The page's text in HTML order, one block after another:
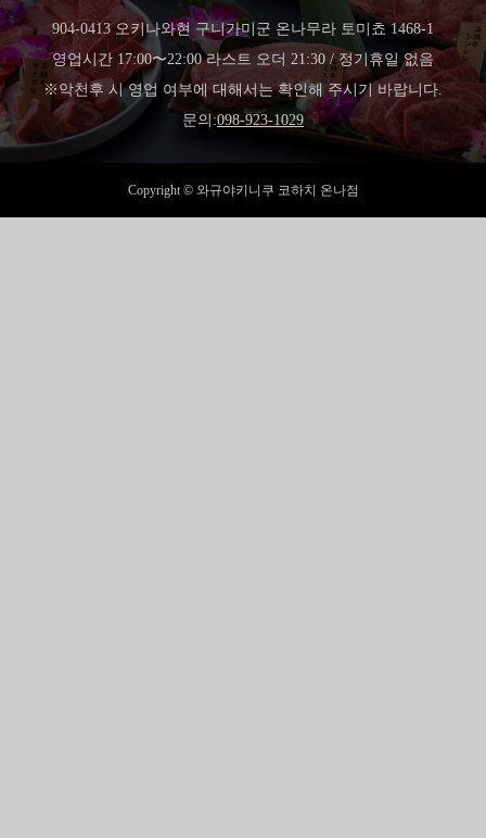
904-0413 오키나와현 구니가미군 온나무라 토미쵸 1468-1
영업시간 17:00〜22:00 라스트 오더 21:30 / 정기휴일 없음
※악천후 시 영업 여부에 대해서는 확인해 주시기 바랍니다.
문의:098-923-1029
Copyright © 와규야키니쿠 코하치 온나점